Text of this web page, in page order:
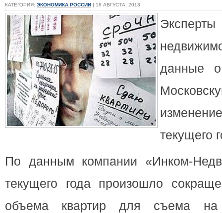
КАТЕГОРИЯ: ЭКОНОМИКА РОССИИ | 18 АВГУСТА, 2013
данные
текущего
По данным компании «Инком-
текущего года произошло
объема квартир для съема